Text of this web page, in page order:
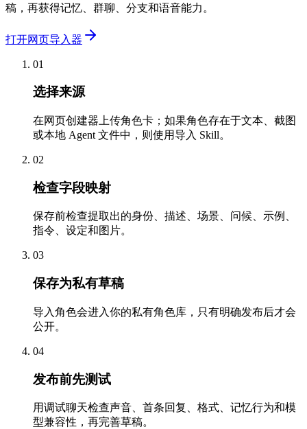
稿，再获得记忆、群聊、分支和语音能力。
打开网页导入器
01
选择来源
在网页创建器上传角色卡；如果角色存在于文本、截图
或本地 Agent 文件中，则使用导入 Skill。
02
检查字段映射
保存前检查提取出的身份、描述、场景、问候、示例、
指令、设定和图片。
03
保存为私有草稿
导入角色会进入你的私有角色库，只有明确发布后才会
公开。
04
发布前先测试
用调试聊天检查声音、首条回复、格式、记忆行为和模
型兼容性，再完善草稿。